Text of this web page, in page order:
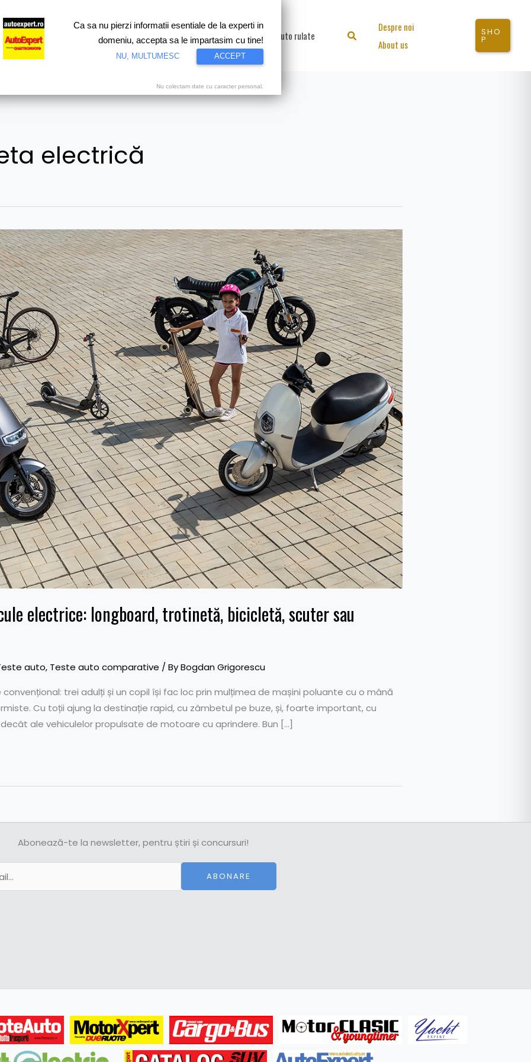
Test drive Motorsport Proiecte speciale Video Auto rulate Search
Despre noi
About us
SHO
P
electrică
electrice: longboard, trotinetă, bicicletă, scuter sau
auto, Teste auto comparative / ByBogdan Grigorescu
trei adulți și un copil își fac loc prin mulțimea de mașini poluante cu o mână
Cu toții ajung la destinație rapid, cu zâmbetul pe buze, și, foarte important, cu
ale vehiculelor propulsate de motoare cu aprindere. Bun […]
Abonează-te la newsletter, pentru știri și concursuri!
ABONARE
Ca sa nu pierzi informatii esentiale de la experti in
domeniu, accepta sa le impartasim cu tine!
NU, MULTUMESC ACCEPT
Nu colectam date cu caracter personal.